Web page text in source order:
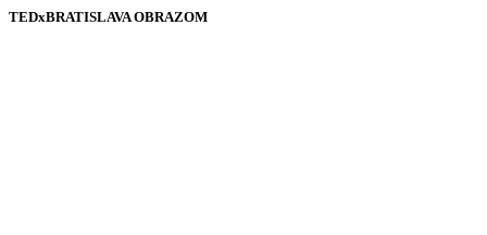
TEDxBRATISLAVA OBRAZOM